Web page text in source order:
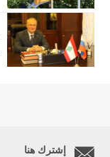
إشترك هنا